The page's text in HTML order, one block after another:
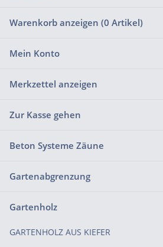
Warenkorb anzeigen (0 Artikel)
Mein Konto
Merkzettel anzeigen
Zur Kasse gehen
Beton Systeme Zäune
Gartenabgrenzung
Gartenholz
GARTENHOLZ AUS KIEFER